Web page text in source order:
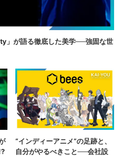
」が語る徹底した美学──強固な世
“インディーアニメ“の足跡と、
自分がやるべきこと──会社設